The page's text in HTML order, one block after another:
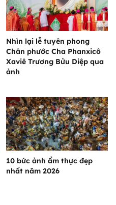
Nhìn lại lễ tuyên phong
Chân phước Cha Phanxicô
Xaviê Trương Bửu Diệp qua
ảnh
10 bức ảnh ẩm thực đẹp
nhất năm 2026